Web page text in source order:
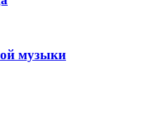
музыки